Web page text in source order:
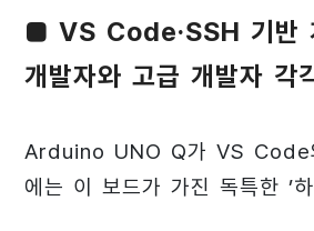
■ VS Code·SSH 기반
개발자와 고급 개발자 각
Arduino UNO Q가 VS Code
에는 이 보드가 가진 독특한 ’